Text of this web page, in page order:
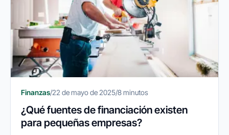
Finanzas/22 de mayo de 2025/8 minutos
¿Qué fuentes de financiación existen
para pequeñas empresas?